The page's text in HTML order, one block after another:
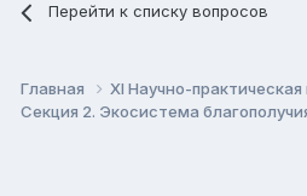
Перейти к списку вопросов
Главная
XI Научно-
Секция 2. Экосистема